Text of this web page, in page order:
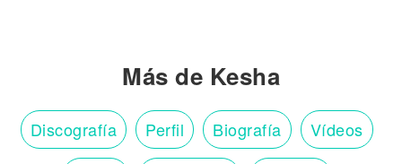
Más de Kesha
Discografía Perfil Biografía Vídeos